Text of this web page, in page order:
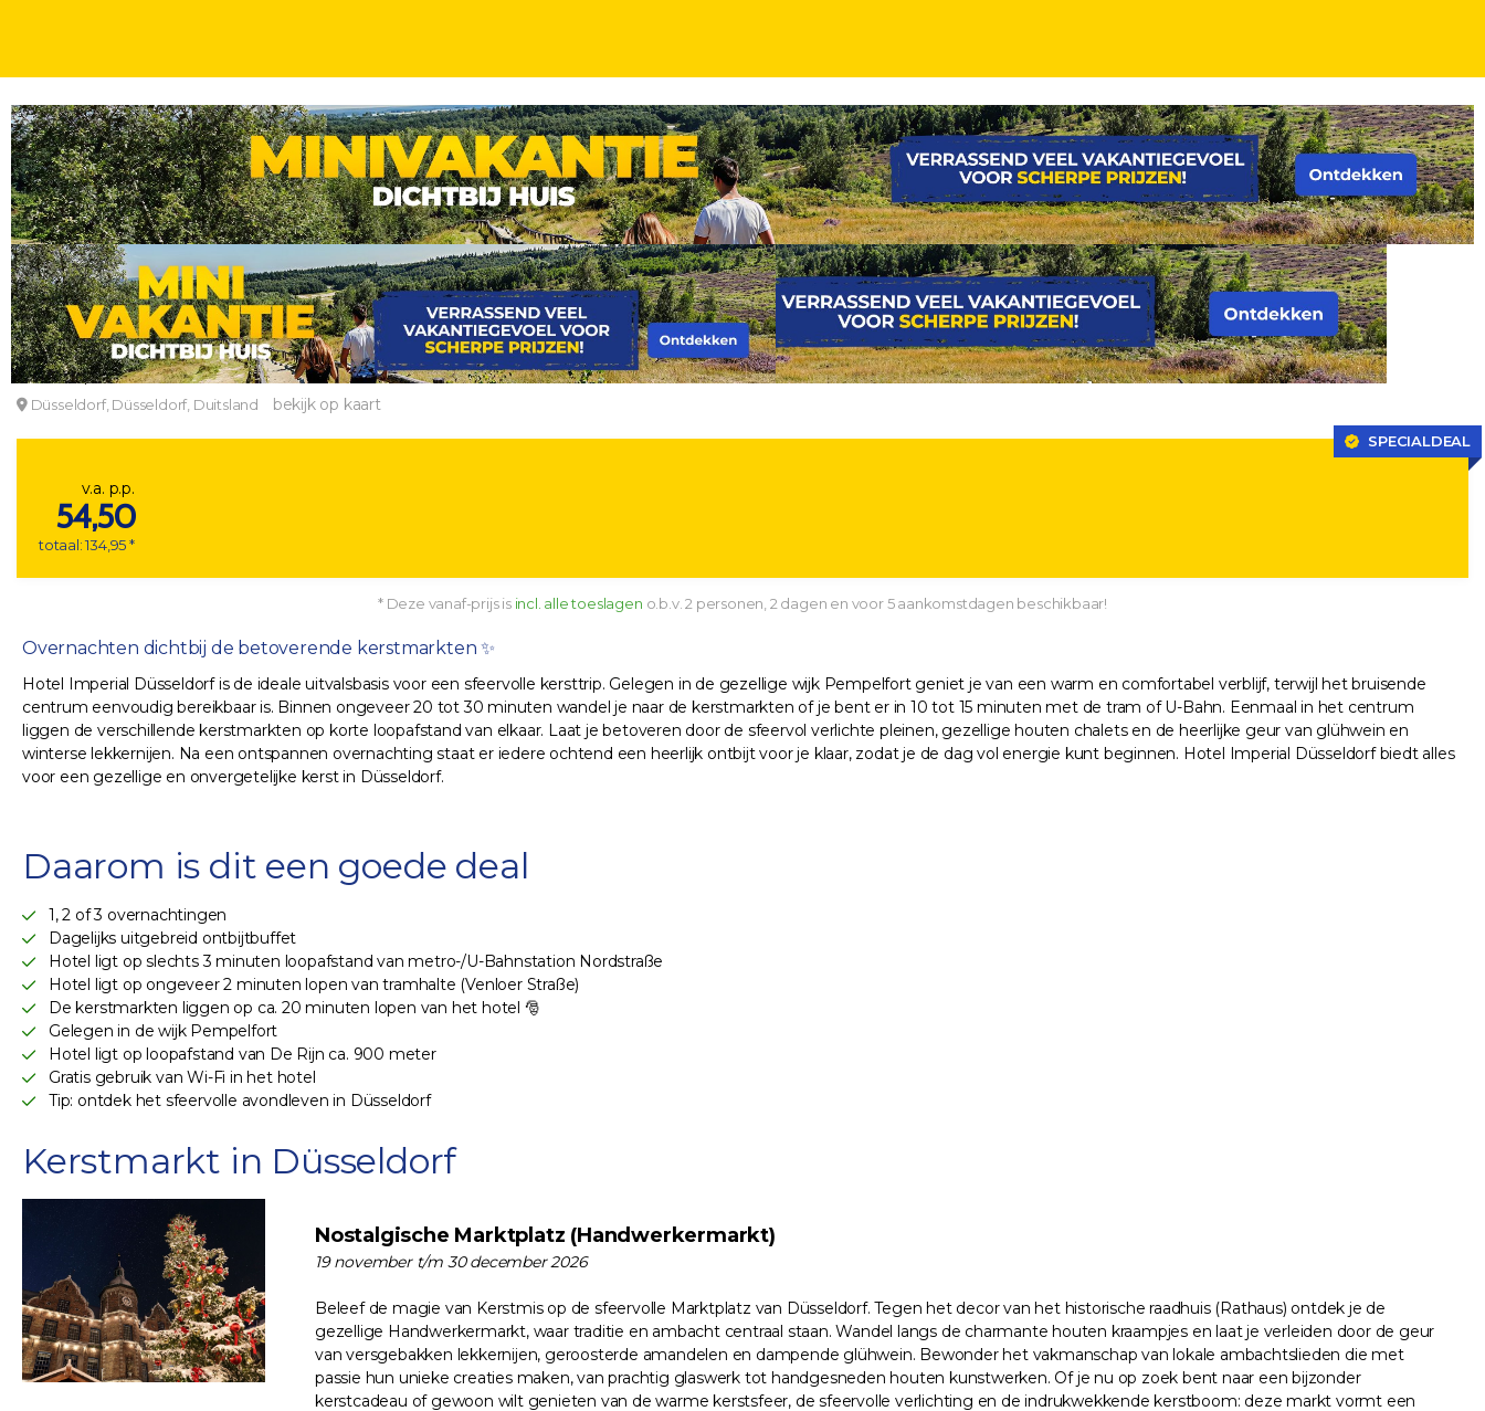
WEEKENDJE KERSTMARKTEN 2, 3 OF 4 DAGEN INCL. ONTBIJT
TOPLOCATIE 🎄 Op korte afstand van de betoverende kerstmarkten! ✨ Hotel in de gezellige wijk Pempelfort in Düsseldorf incl. ontbijt
Hotel Imperial Düsseldorf
Düsseldorf, Düsseldorf, Duitsland bekijk op kaart
SPECIALDEAL
v.a. p.p.
54,50
totaal: 134,95 *
* Deze vanaf-prijs is incl. alle toeslagen o.b.v. 2 personen, 2 dagen en voor 5 aankomstdagen beschikbaar!
Overnachten dichtbij de betoverende kerstmarkten ✨
Hotel Imperial Düsseldorf is de ideale uitvalsbasis voor een sfeervolle kersttrip. Gelegen in de gezellige wijk Pempelfort geniet je van een warm en comfortabel verblijf, terwijl het bruisende
centrum eenvoudig bereikbaar is. Binnen ongeveer 20 tot 30 minuten wandel je naar de kerstmarkten of je bent er in 10 tot 15 minuten met de tram of U-Bahn. Eenmaal in het centrum
liggen de verschillende kerstmarkten op korte loopafstand van elkaar. Laat je betoveren door de sfeervol verlichte pleinen, gezellige houten chalets en de heerlijke geur van glühwein en
winterse lekkernijen. Na een ontspannen overnachting staat er iedere ochtend een heerlijk ontbijt voor je klaar, zodat je de dag vol energie kunt beginnen. Hotel Imperial Düsseldorf biedt alles
voor een gezellige en onvergetelijke kerst in Düsseldorf.
Daarom is dit een goede deal
1, 2 of 3 overnachtingen
Dagelijks uitgebreid ontbijtbuffet
Hotel ligt op slechts 3 minuten loopafstand van metro-/U-Bahnstation Nordstraße
Hotel ligt op ongeveer 2 minuten lopen van tramhalte (Venloer Straße)
De kerstmarkten liggen op ca. 20 minuten lopen van het hotel 🎅
Gelegen in de wijk Pempelfort
Hotel ligt op loopafstand van De Rijn ca. 900 meter
Gratis gebruik van Wi-Fi in het hotel
Tip: ontdek het sfeervolle avondleven in Düsseldorf
Kerstmarkt in Düsseldorf
Nostalgische Marktplatz (Handwerkermarkt)
19 november t/m 30 december 2026
Beleef de magie van Kerstmis op de sfeervolle Marktplatz van Düsseldorf. Tegen het decor van het historische raadhuis (Rathaus) ontdek je de
gezellige Handwerkermarkt, waar traditie en ambacht centraal staan. Wandel langs de charmante houten kraampjes en laat je verleiden door de geur
van versgebakken lekkernijen, geroosterde amandelen en dampende glühwein. Bewonder het vakmanschap van lokale ambachtslieden die met
passie hun unieke creaties maken, van prachtig glaswerk tot handgesneden houten kunstwerken. Of je nu op zoek bent naar een bijzonder
kerstcadeau of gewoon wilt genieten van de warme kerstsfeer, de sfeervolle verlichting en de indrukwekkende kerstboom: deze markt vormt een